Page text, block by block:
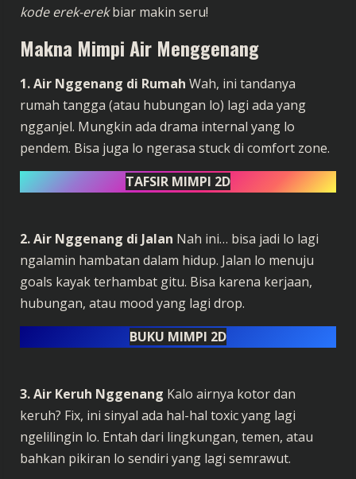
kode erek-erekbiar makin seru!
Makna Mimpi Air Menggenang
1. Air Nggenang di Rumah Wah, ini tandanya
rumah tangga (atau hubungan lo) lagi ada yang
ngganjel. Mungkin ada drama internal yang lo
pendem. Bisa juga lo ngerasa stuck di comfort zone.
TAFSIR MIMPI 2D
2. Air Nggenang di Jalan Nah ini… bisa jadi lo lagi
ngalamin hambatan dalam hidup. Jalan lo menuju
goals kayak terhambat gitu. Bisa karena kerjaan,
hubungan, atau mood yang lagi drop.
BUKU MIMPI 2D
3. Air Keruh Nggenang Kalo airnya kotor dan
keruh? Fix, ini sinyal ada hal-hal toxic yang lagi
ngelilingin lo. Entah dari lingkungan, temen, atau
bahkan pikiran lo sendiri yang lagi semrawut.